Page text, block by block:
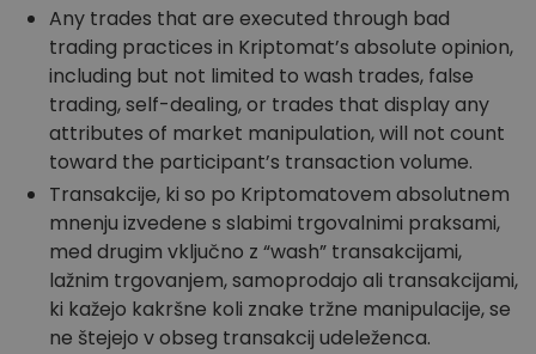
Any trades that are executed through bad
trading practices in Kriptomat’s absolute opinion,
including but not limited to wash trades, false
trading, self-dealing, or trades that display any
attributes of market manipulation, will not count
toward the participant’s transaction volume.
Transakcije, ki so po Kriptomatovem absolutnem
mnenju izvedene s slabimi trgovalnimi praksami,
med drugim vključno z “wash” transakcijami,
lažnim trgovanjem, samoprodajo ali transakcijami,
ki kažejo kakršne koli znake tržne manipulacije, se
ne štejejo v obseg transakcij udeleženca.